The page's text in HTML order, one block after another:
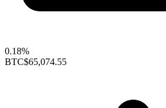
0.18%
BTC$65,074.55